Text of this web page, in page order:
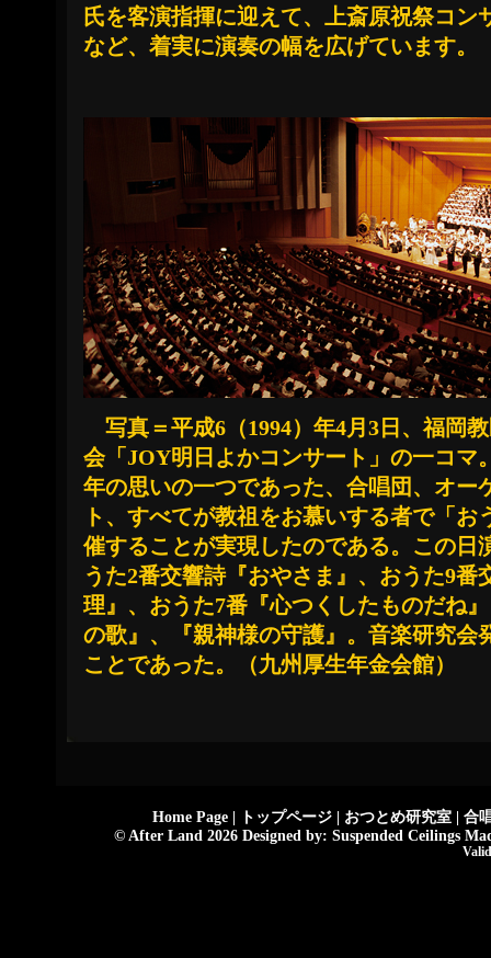
氏を客演指揮に迎えて、上斎原祝祭コン
など、着実に演奏の幅を広げています。
写真＝平成6（1994）年4月3日、福岡
会「JOY明日よかコンサート」の一コマ
年の思いの一つであった、合唱団、オー
ト、すべてが教祖をお慕いする者で「お
催することが実現したのである。この日
うた2番交響詩『おやさま』、おうた9番
理』、おうた7番『心つくしたものだね
の歌』、『親神様の守護』。音楽研究会
ことであった。（九州厚生年金会館）
Home Page トップページ おつとめ研究室
合
© After Land 2026 Designed by: Suspended Ceilings